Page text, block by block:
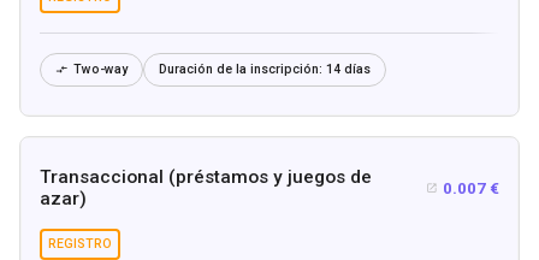
 Two-way Duración de la inscripción: 14 días
Transaccional (préstamos y juegos de
azar)
 0.007 €
REGISTRO